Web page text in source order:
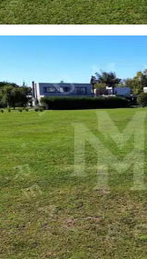
Matrícula 9690
Matrícula 6676
las leyes vigentes que
Ley Nacional
24.240 de Defensa
y Comercial de la
es un nombre
ante el INPI y
inmobiliario
N 9690 Tomo 2
inmobiliarias son